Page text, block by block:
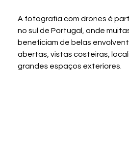
A fotografia com drones é
no sul de Portugal, onde
beneficiam de belas
abertas, vistas costeiras,
grandes espaços exteriores.